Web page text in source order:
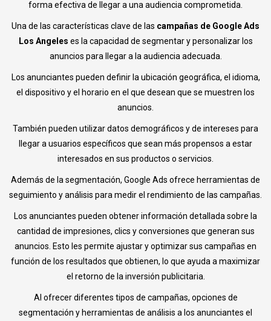
forma efectiva de llegar a una audiencia comprometida.
Una de las características clave de las campañas de Google Ads
Los Angeles es la capacidad de segmentar y personalizar los
anuncios para llegar a la audiencia adecuada.
Los anunciantes pueden definir la ubicación geográfica, el idioma,
el dispositivo y el horario en el que desean que se muestren los
anuncios.
También pueden utilizar datos demográficos y de intereses para
llegar a usuarios específicos que sean más propensos a estar
interesados en sus productos o servicios.
Además de la segmentación, Google Ads ofrece herramientas de
seguimiento y análisis para medir el rendimiento de las campañas.
Los anunciantes pueden obtener información detallada sobre la
cantidad de impresiones, clics y conversiones que generan sus
anuncios. Esto les permite ajustar y optimizar sus campañas en
función de los resultados que obtienen, lo que ayuda a maximizar
el retorno de la inversión publicitaria.
Al ofrecer diferentes tipos de campañas, opciones de
segmentación y herramientas de análisis a los anunciantes el